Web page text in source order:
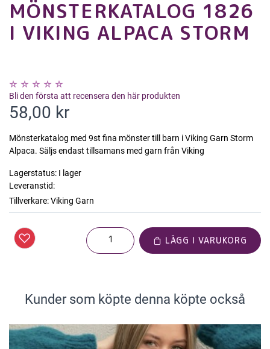
MÖNSTERKATALOG 1826
I VIKING ALPACA STORM
Bli den första att recensera den här produkten
58,00 kr
Mönsterkatalog med 9st fina mönster till barn i Viking Garn Storm
Alpaca. Säljs endast tillsamans med garn från Viking
Lagerstatus: I lager
Leveranstid:
Tillverkare:Viking Garn
LÄGG I VARUKORG
Kunder som köpte denna köpte också